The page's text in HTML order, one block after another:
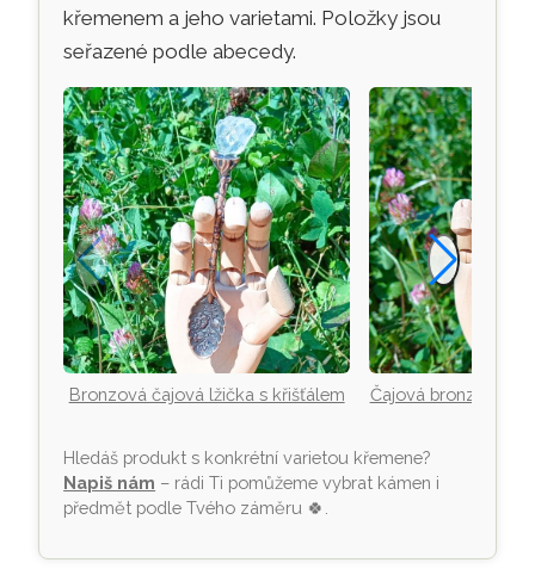
křemenem a jeho varietami. Položky jsou
seřazené podle abecedy.
Bronzová čajová lžička s křišťálem Čajová bronzová
Hledáš produkt s konkrétní varietou křemene?
Napiš nám – rádi Ti pomůžeme vybrat kámen i
předmět podle Tvého záměru 🍀